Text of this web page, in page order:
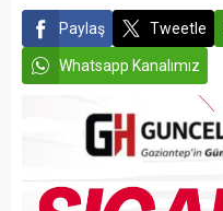
Paylaş Tweetle
Whatsapp Kanalımız